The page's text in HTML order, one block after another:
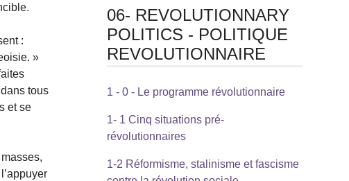
:
»
tous
et se
06- REVOLUTIONNARY
POLITICS - POLITIQUE
REVOLUTIONNAIRE
1 - 0 - Le programme révolutionnaire
1- 1 Cinq situations pré-
révolutionnaires
1-2 Réformisme, stalinisme et fascisme